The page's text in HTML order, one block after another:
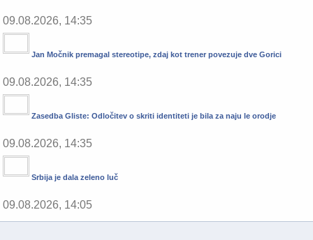
09.08.2026, 14:35
Jan Močnik premagal stereotipe, zdaj kot trener povezuje dve Gorici
09.08.2026, 14:35
Zasedba Gliste: Odločitev o skriti identiteti je bila za naju le orodje
09.08.2026, 14:35
Srbija je dala zeleno luč
09.08.2026, 14:05